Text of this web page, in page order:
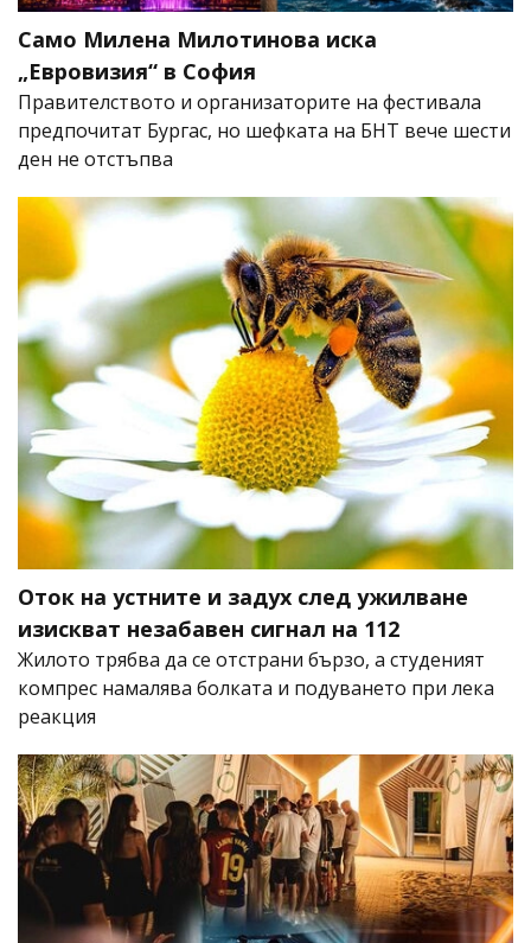
Само Милена Милотинова иска
„Евровизия“ в София
Правителството и организаторите на фестивала
предпочитат Бургас, но шефката на БНТ вече шести
ден не отстъпва
Оток на устните и задух след ужилване
изискват незабавен сигнал на 112
Жилото трябва да се отстрани бързо, а студеният
компрес намалява болката и подуването при лека
реакция